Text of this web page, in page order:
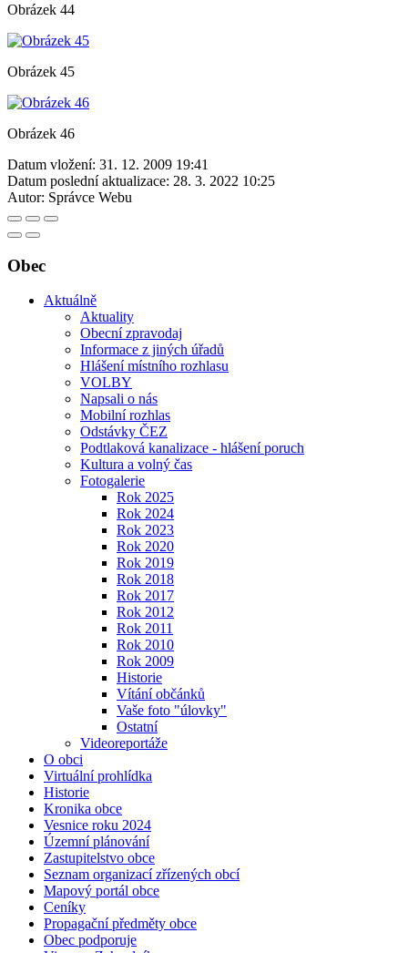
Obrázek 44
Obrázek 45
Obrázek 46
Datum vložení: 31. 12. 2009 19:41
Datum poslední aktualizace: 28. 3. 2022 10:25
Autor: Správce Webu
Obec
Aktuálně
Aktuality
Obecní zpravodaj
Informace z jiných úřadů
Hlášení místního rozhlasu
VOLBY
Napsali o nás
Mobilní rozhlas
Odstávky ČEZ
Podtlaková kanalizace - hlášení poruch
Kultura a volný čas
Fotogalerie
Rok 2025
Rok 2024
Rok 2023
Rok 2020
Rok 2019
Rok 2018
Rok 2017
Rok 2012
Rok 2011
Rok 2010
Rok 2009
Historie
Vítání občánků
Vaše foto "úlovky"
Ostatní
Videoreportáže
O obci
Virtuální prohlídka
Historie
Kronika obce
Vesnice roku 2024
Územní plánování
Zastupitelstvo obce
Seznam organizací zřízených obcí
Mapový portál obce
Ceníky
Propagační předměty obce
Obec podporuje